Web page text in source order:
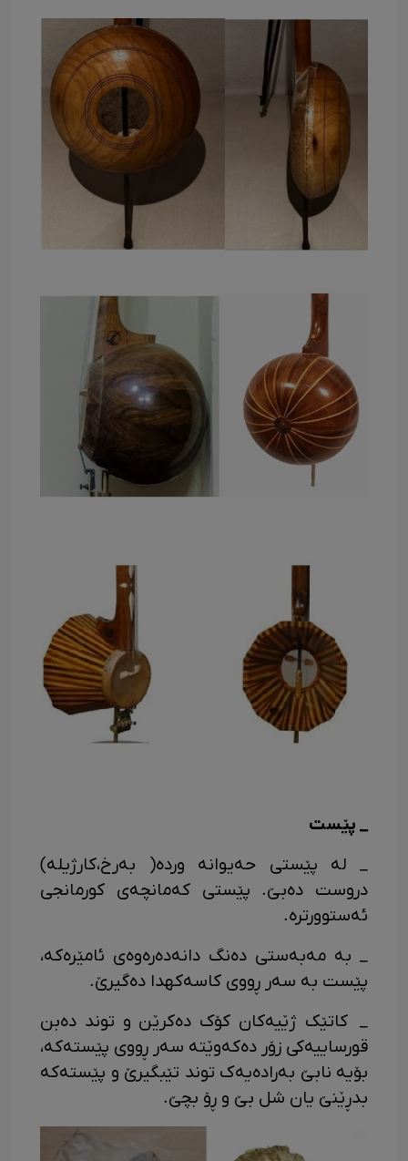
_ پێست
_ له پێستی حه‌یوانه ورده( به‌رخ،کارژیله)
دروست ده‌بێ. پێستی که‌مانچه‌ی کورمانجی
ئه‌ستوورتره.
_ به مه‌به‌ستی ده‌نگ دانه‌ده‌ره‌وه‌ی ئامێره‌که،
پێست به سه‌ر ڕووی کاسه‌کهدا ده‌گیرێ.
_ کاتێک ژێیه‌کان کۆک ده‌کرێن و توند ده‌بن
قورساییه‌کی زۆر ده‌که‌وێته سه‌ر ڕووی پێسته‌که،
بۆیه نابێ به‌راده‌یه‌ک توند تێبگیرێ و پێسته‌که
بدڕێنێ یان شل بێ و ڕۆ بچێ.